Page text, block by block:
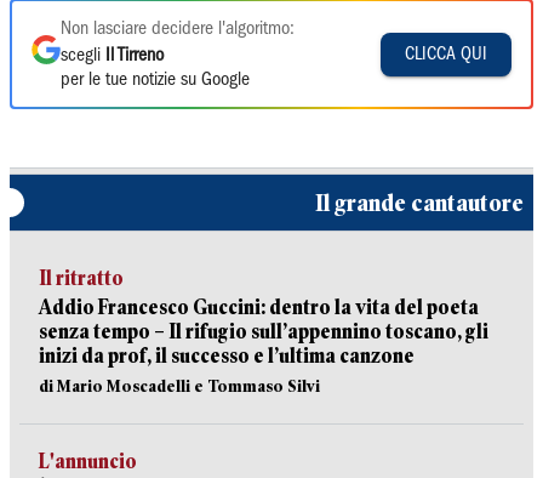
Non lasciare decidere l'algoritmo:
scegli
Il Tirreno
per le tue notizie su Google
CLICCA QUI
Il grande cantautore
Il ritratto
Addio Francesco Guccini: dentro la vita del poeta
senza tempo – Il rifugio sull’appennino toscano, gli
inizi da prof, il successo e l’ultima canzone
di Mario Moscadelli e Tommaso Silvi
L'annuncio